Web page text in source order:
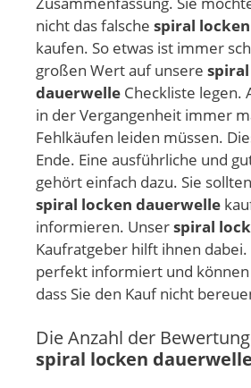
nicht das falsche spiral
kaufen. So etwas ist immer
großen Wert auf unsere
dauerwelle Checkliste legen.
in der Vergangenheit immer
Fehlkäufen leiden müssen.
Ende. Eine ausführliche und
gehört einfach dazu. Sie
spiral locken dauerwelle
informieren. Unserspiral
Kaufratgeber hilft ihnen dabei.
perfekt informiert und können
dass Sie den Kauf nicht
Die Anzahl der
spiral locken dauerwelle